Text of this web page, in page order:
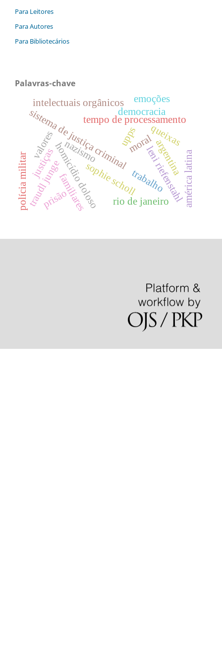
Para Leitores
Para Autores
Para Bibliotecários
Palavras-chave
sistema de justiça criminaltempo de processamento
homicídio doloso moral
nazismo
traudl junge sophie schollleni riefenstahl
rio de janeiro
polícia militar
intelectuais orgânicos
upps queixas
familiares
justiças
valores argentinaamérica latina
democracia
emoções
prisão
trabalho